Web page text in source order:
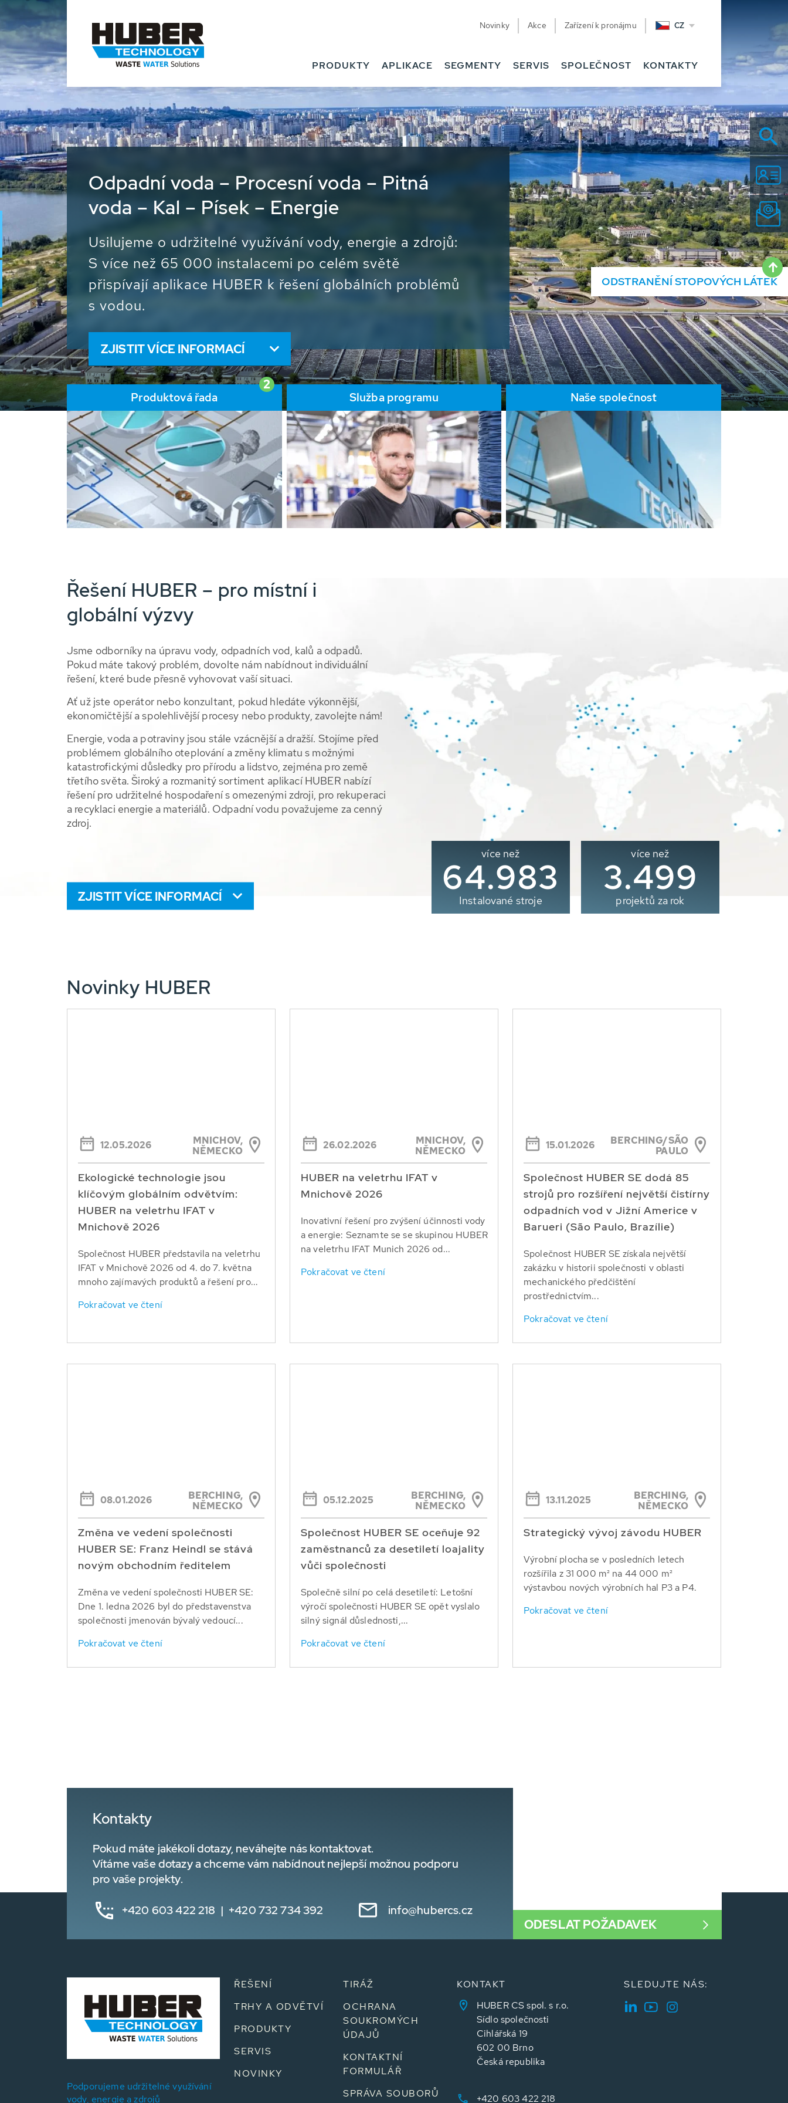
Novinky Akce Zařízení k pronájmu CZ
PRODUKTY APLIKACE SEGMENTY SERVIS SPOLEČNOST KONTAKTY
Odpadní voda – Procesní voda – Pitná
voda – Kal – Písek – Energie
Usilujeme o udržitelné využívání vody, energie a zdrojů:
S více než 65 000 instalacemi po celém světě
přispívají aplikace HUBER k řešení globálních problémů
s vodou.
ZJISTIT VÍCE INFORMACÍ
2
Produktová řada Služba programu Naše společnost
Řešení HUBER – pro místní i
globální výzvy
Jsme odborníky na úpravu vody, odpadních vod, kalů a odpadů.
Pokud máte takový problém, dovolte nám nabídnout individuální
řešení, které bude přesně vyhovovat vaší situaci.
Ať už jste operátor nebo konzultant, pokud hledáte výkonnější,
ekonomičtější a spolehlivější procesy nebo produkty, zavolejte nám!
Energie, voda a potraviny jsou stále vzácnější a dražší. Stojíme před
problémem globálního oteplování a změny klimatu s možnými
katastrofickými důsledky pro přírodu a lidstvo, zejména pro země
třetího světa. Široký a rozmanitý sortiment aplikací HUBER nabízí
řešení pro udržitelné hospodaření s omezenými zdroji, pro rekuperaci
a recyklaci energie a materiálů. Odpadní vodu považujeme za cenný
zdroj.
ZJISTIT VÍCE INFORMACÍ
více než
65.000
Instalované stroje
více než
3.500
projektů za rok
Novinky HUBER
12.05.2026
MNICHOV,
NĚMECKO
Ekologické technologie jsou
klíčovým globálním odvětvím:
HUBER na veletrhu IFAT v
Mnichově 2026
Společnost HUBER představila na veletrhu
IFAT v Mnichově 2026 od 4. do 7. května
mnoho zajímavých produktů a řešení pro...
Pokračovat ve čtení
26.02.2026
MNICHOV,
NĚMECKO
HUBER na veletrhu IFAT v
Mnichově 2026
Inovativní řešení pro zvýšení účinnosti vody
a energie: Seznamte se se skupinou HUBER
na veletrhu IFAT Munich 2026 od...
Pokračovat ve čtení
15.01.2026
BERCHING/SÃO
PAULO
Společnost HUBER SE dodá 85
strojů pro rozšíření největší čistírny
odpadních vod v Jižní Americe v
Barueri (São Paulo, Brazílie)
Společnost HUBER SE získala největší
zakázku v historii společnosti v oblasti
mechanického předčištění
prostřednictvím...
Pokračovat ve čtení
08.01.2026
BERCHING,
NĚMECKO
Změna ve vedení společnosti
HUBER SE: Franz Heindl se stává
novým obchodním ředitelem
Změna ve vedení společnosti HUBER SE:
Dne 1. ledna 2026 byl do představenstva
společnosti jmenován bývalý vedoucí...
Pokračovat ve čtení
05.12.2025
BERCHING,
NĚMECKO
Společnost HUBER SE oceňuje 92
zaměstnanců za desetiletí loajality
vůči společnosti
Společně silní po celá desetiletí: Letošní
výročí společnosti HUBER SE opět vyslalo
silný signál důslednosti,...
Pokračovat ve čtení
13.11.2025
BERCHING,
NĚMECKO
Strategický vývoj závodu HUBER
Výrobní plocha se v posledních letech
rozšířila z 31 000 m² na 44 000 m²
výstavbou nových výrobních hal P3 a P4.
Pokračovat ve čtení
Kontakty
Pokud máte jakékoli dotazy, neváhejte nás kontaktovat.
Vítáme vaše dotazy a chceme vám nabídnout nejlepší možnou podporu
pro vaše projekty.
+420 603 422 218 | +420 732 734 392 info@hubercs.cz
ODESLAT POŽADAVEK
Podporujeme udržitelné využívání
vody, energie a zdrojů
ŘEŠENÍ
TRHY A ODVĚTVÍ
PRODUKTY
SERVIS
NOVINKY
TIRÁŽ
OCHRANA
SOUKROMÝCH
ÚDAJŮ
KONTAKTNÍ
FORMULÁŘ
SPRÁVA SOUBORŮ
KONTAKT
HUBER CS spol. s r.o.
Sídlo společnosti
Cihlářská 19
602 00 Brno
Česká republika
+420 603 422 218
SLEDUJTE NÁS:
ODSTRANĚNÍ STOPOVÝCH LÁTEK